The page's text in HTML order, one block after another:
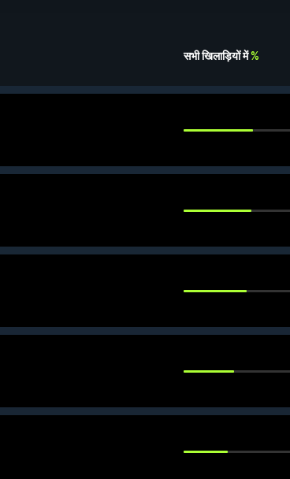
सभी खिलाड़ियों में%